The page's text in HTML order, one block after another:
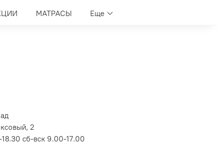
МАТРАСЫ Еще
2
сб-вск 9.00-17.00